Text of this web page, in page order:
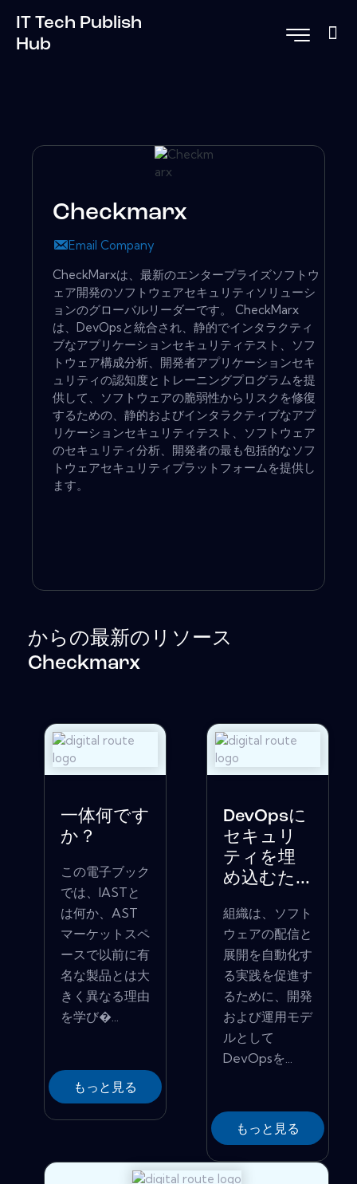
IT Tech Publish
Hub
Checkmarx
Email Company
CheckMarxは、最新のエンタープライズソフトウ
ェア開発のソフトウェアセキュリティソリューシ
ョンのグローバルリーダーです。 CheckMarx
は、DevOpsと統合され、静的でインタラクティ
ブなアプリケーションセキュリティテスト、ソフ
トウェア構成分析、開発者アプリケーションセキ
ュリティの認知度とトレーニングプログラムを提
供して、ソフトウェアの脆弱性からリスクを修復
するための、静的およびインタラクティブなアプ
リケーションセキュリティテスト、ソフトウェア
のセキュリティ分析、開発者の最も包括的なソフ
トウェアセキュリティプラットフォームを提供し
ます。
からの最新のリソース
Checkmarx
一体何です
か？
この電子ブック
では、IASTと
は何か、AST
マーケットスペ
ースで以前に有
名な製品とは大
きく異なる理由
を学び�...
もっと見る
DevOpsに
セキュリ
ティを埋
め込むた...
組織は、ソフト
ウェアの配信と
展開を自動化す
る実践を促進す
るために、開発
および運用モデ
ルとして
DevOpsを...
もっと見る